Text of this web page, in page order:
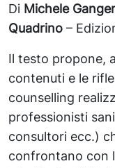
Di Michele
Quadrino –
Il testo propone,
contenuti e le
counselling
professionisti
consultori ecc.)
confrontano con